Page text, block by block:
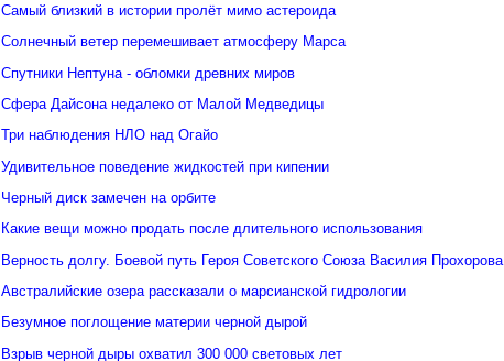
Самый близкий в истории пролёт мимо астероида
Солнечный ветер перемешивает атмосферу Марса
Спутники Нептуна - обломки древних миров
Сфера Дайсона недалеко от Малой Медведицы
Три наблюдения НЛО над Огайо
Удивительное поведение жидкостей при кипении
Черный диск замечен на орбите
Какие вещи можно продать после длительного использования
Верность долгу. Боевой путь Героя Советского Союза Василия Прохорова
Австралийские озера рассказали о марсианской гидрологии
Безумное поглощение материи черной дырой
Взрыв черной дыры охватил 300 000 световых лет